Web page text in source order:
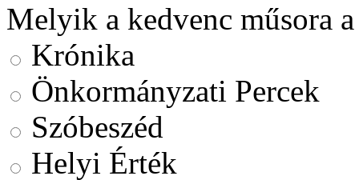
Melyik a kedvenc műsora
Krónika
Önkormányzati Percek
Szóbeszéd
Helyi Érték